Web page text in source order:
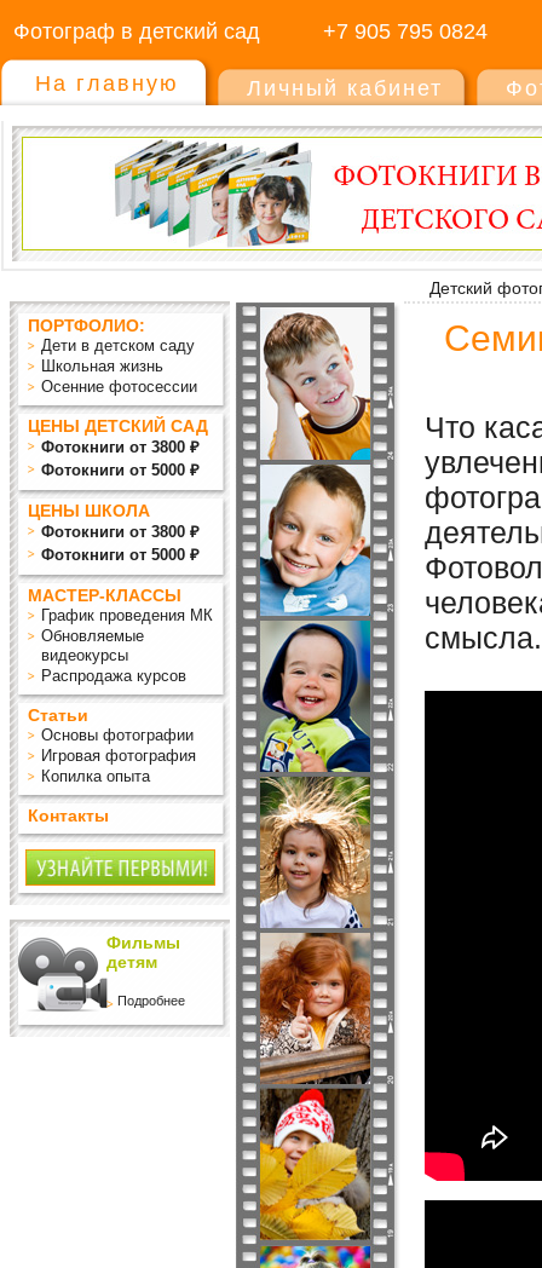
Фотограф в детский сад +7 905 795 0824
На главную Личный кабинет
Детский
ПОРТФОЛИО:
Дети в детском саду
Школьная жизнь
Осенние фотосессии
ЦЕНЫ ДЕТСКИЙ САД
Фотокниги от 3800 ₽
Фотокниги от 5000 ₽
ЦЕНЫ ШКОЛА
Фотокниги от 3800 ₽
Фотокниги от 5000 ₽
МАСТЕР-КЛАССЫ
График проведения МК
Обновляемые
видеокурсы
Распродажа курсов
Статьи
Основы фотографии
Игровая фотография
Копилка опыта
Контакты
Фильмы
детям
Подробнее
Что
смысла.